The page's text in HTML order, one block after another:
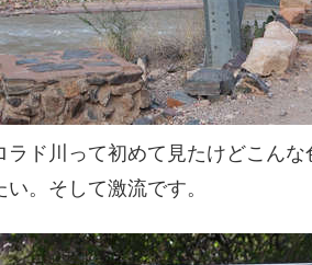
ド川って初めて見たけどこんな
。そして激流です。